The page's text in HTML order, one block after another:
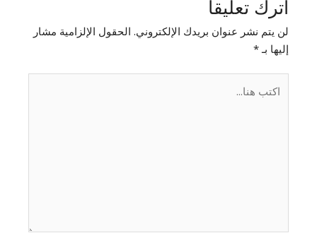
اترك تعليقاً
لن يتم نشر عنوان بريدك الإلكتروني. الحقول الإلزامية مشار
إليها بـ*